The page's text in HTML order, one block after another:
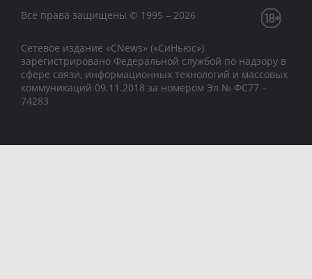
Все права защищены © 1995 – 2026
Сетевое издание «CNews» («СиНьюс»)
зарегистрировано Федеральной службой по надзору в
сфере связи, информационных технологий и массовых
коммуникаций 09.11.2018 за номером Эл № ФС77 –
74283